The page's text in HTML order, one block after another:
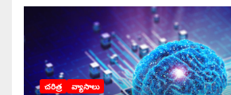
చరిత్ర వ్యాసాలు